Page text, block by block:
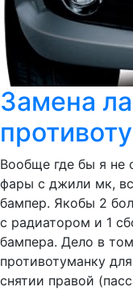
Замена
Вообще где бы я не
фары с джили мк,
бампер. Якобы 2
с радиатором и 1
бампера. Дело в
противотуманку
снятии правой